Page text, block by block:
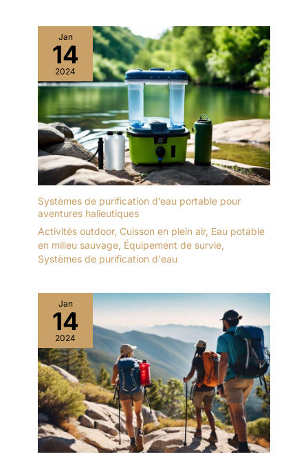
Jan
14
2024
Systèmes de purification d’eau portable pour
aventures halieutiques
Activités outdoor, Cuisson en plein air, Eau potable
en milieu sauvage, Équipement de survie,
Systèmes de purification d'eau
Jan
14
2024